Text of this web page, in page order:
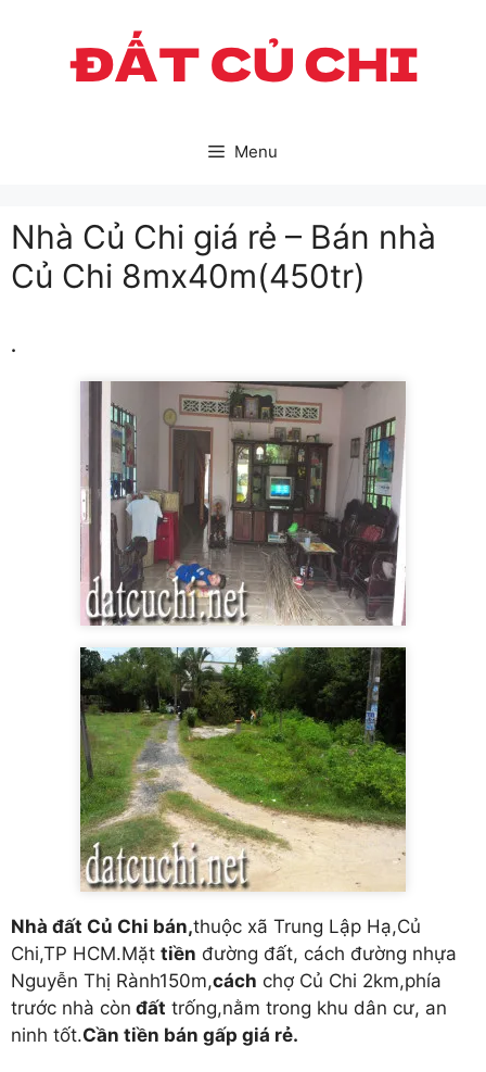
Menu
Nhà Củ Chi giá rẻ – Bán nhà
Củ Chi 8mx40m(450tr)
.
Nhà đất Củ Chi bán,thuộc xã Trung Lập Hạ,Củ
Chi,TP HCM.Mặt tiền đường đất, cách đường nhựa
Nguyễn Thị Rành150m,cách chợ Củ Chi 2km,phía
trước nhà còn đất trống,nằm trong khu dân cư, an
ninh tốt.Cần tiền bán gấp giá rẻ.